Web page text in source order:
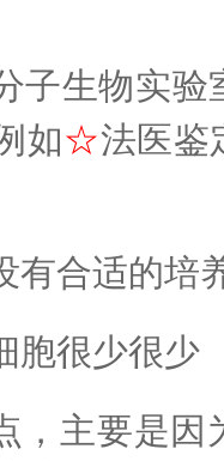
子生物实验
如☆法医鉴
有合适的培
胞很少很少
，主要是因